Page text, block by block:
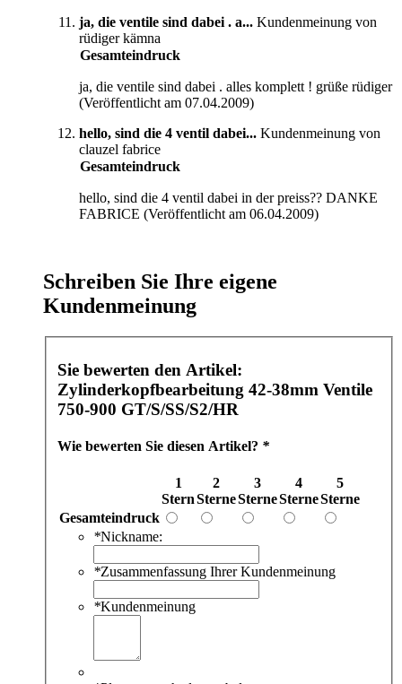
ja, die ventile sind dabei . a... Kundenmeinung von
rüdiger kämna
Gesamteindruck
ja, die ventile sind dabei . alles komplett ! grüße rüdiger
(Veröffentlicht am 07.04.2009)
hello, sind die 4 ventil dabei... Kundenmeinung von
clauzel fabrice
Gesamteindruck
hello, sind die 4 ventil dabei in der preiss?? DANKE
FABRICE (Veröffentlicht am 06.04.2009)
Schreiben Sie Ihre eigene
Kundenmeinung
Sie bewerten den Artikel:
Zylinderkopfbearbeitung 42-38mm Ventile
750-900 GT/S/SS/S2/HR
Wie bewerten Sie diesen Artikel? *
1
Stern
2
Sterne
3
Sterne
4
Sterne
5
Sterne
Gesamteindruck
*Nickname:
*Zusammenfassung Ihrer Kundenmeinung
*Kundenmeinung